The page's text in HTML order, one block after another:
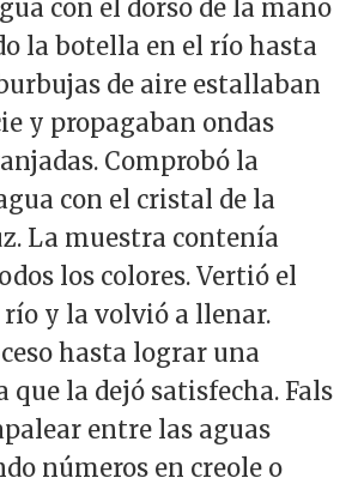
con el dorso de la mano
la botella en el río hasta
de aire estallaban
y propagaban ondas
Comprobó la
con el cristal de la
La muestra contenía
los colores. Vertió el
río y la volvió a llenar.
hasta lograr una
que la dejó satisfecha. Fals
entre las aguas
números en creole o